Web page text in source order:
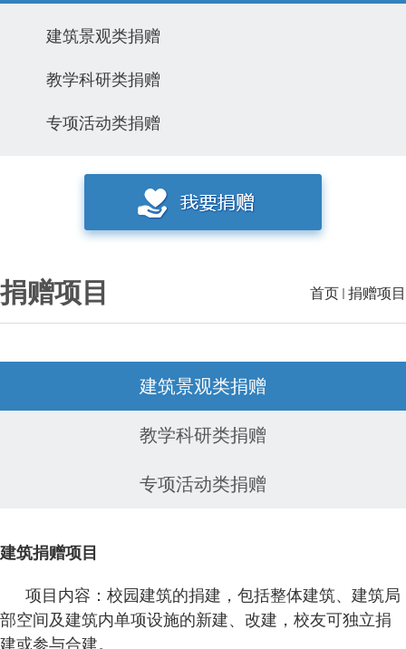
建筑景观类捐赠
教学科研类捐赠
专项活动类捐赠
首页 捐赠项目
捐赠项目
建筑景观类捐赠
教学科研类捐赠
专项活动类捐赠
建筑捐赠项目
项目内容：校园建筑的捐建，包括整体建筑、建筑局
部空间及建筑内单项设施的新建、改建，校友可独立捐
建或参与合建。